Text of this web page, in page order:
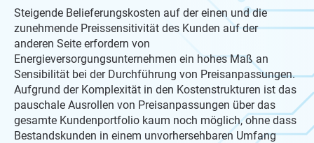
Steigende Belieferungskosten auf der einen und die
zunehmende Preissensitivität des Kunden auf der
anderen Seite erfordern von
Energieversorgungsunternehmen ein hohes Maß an
Sensibilität bei der Durchführung von Preisanpassungen.
Aufgrund der Komplexität in den Kostenstrukturen ist das
pauschale Ausrollen von Preisanpassungen über das
gesamte Kundenportfolio kaum noch möglich, ohne dass
Bestandskunden in einem unvorhersehbaren Umfang